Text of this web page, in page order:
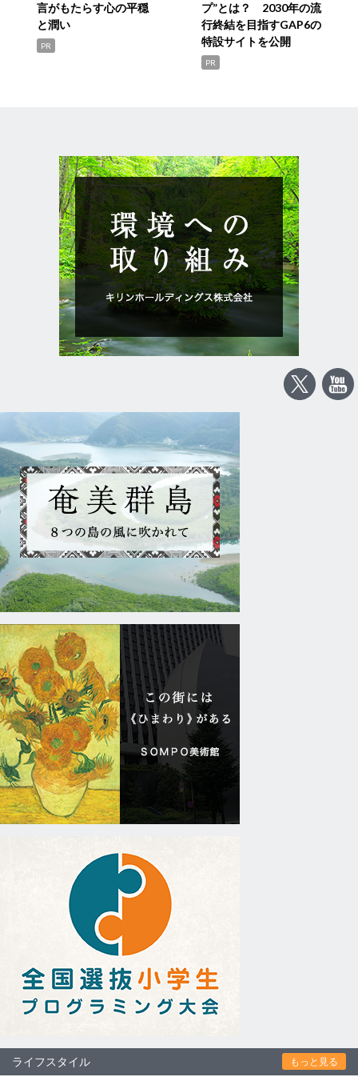
言がもたらす心の平穏
と潤い
PR
プ”とは？ 2030年の流
行終結を目指すGAP6の
特設サイトを公開
PR
ライフスタイル もっと見る